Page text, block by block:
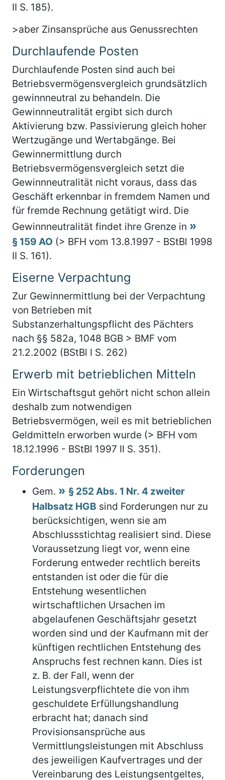
II S. 185).
>aber Zinsansprüche aus Genussrechten
Durchlaufende Posten
Durchlaufende Posten sind auch bei
Betriebsvermögensvergleich grundsätzlich
gewinnneutral zu behandeln. Die
Gewinnneutralität ergibt sich durch
Aktivierung bzw. Passivierung gleich hoher
Wertzugänge und Wertabgänge. Bei
Gewinnermittlung durch
Betriebsvermögensvergleich setzt die
Gewinnneutralität nicht voraus, dass das
Geschäft erkennbar in fremdem Namen und
für fremde Rechnung getätigt wird. Die
Gewinnneutralität findet ihre Grenze in
§ 159 AO (> BFH vom 13.8.1997 - BStBl 1998
II S. 161).
Eiserne Verpachtung
Zur Gewinnermittlung bei der Verpachtung
von Betrieben mit
Substanzerhaltungspflicht des Pächters
nach §§ 582a, 1048 BGB > BMF vom
21.2.2002 (BStBl I S. 262)
Erwerb mit betrieblichen Mitteln
Ein Wirtschaftsgut gehört nicht schon allein
deshalb zum notwendigen
Betriebsvermögen, weil es mit betrieblichen
Geldmitteln erworben wurde (> BFH vom
18.12.1996 - BStBl 1997 II S. 351).
Forderungen
Gem.
§ 252 Abs. 1 Nr. 4 zweiter
Halbsatz HGB sind Forderungen nur zu
berücksichtigen, wenn sie am
Abschlussstichtag realisiert sind. Diese
Voraussetzung liegt vor, wenn eine
Forderung entweder rechtlich bereits
entstanden ist oder die für die
Entstehung wesentlichen
wirtschaftlichen Ursachen im
abgelaufenen Geschäftsjahr gesetzt
worden sind und der Kaufmann mit der
künftigen rechtlichen Entstehung des
Anspruchs fest rechnen kann. Dies ist
z. B. der Fall, wenn der
Leistungsverpflichtete die von ihm
geschuldete Erfüllungshandlung
erbracht hat; danach sind
Provisionsansprüche aus
Vermittlungsleistungen mit Abschluss
des jeweiligen Kaufvertrages und der
Vereinbarung des Leistungsentgeltes,